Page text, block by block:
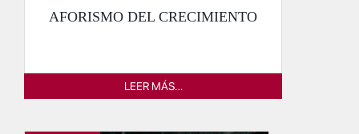
AFORISMO DEL CRECIMIENTO
LEER MÁS…